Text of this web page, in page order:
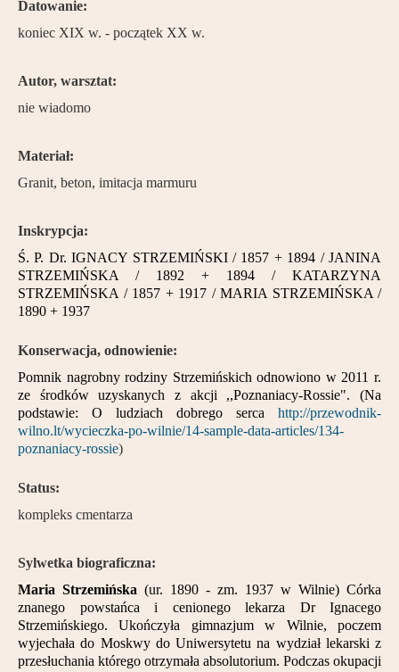
Datowanie:
koniec XIX w. - początek XX w.
Autor, warsztat:
nie wiadomo
Materiał:
Granit, beton, imitacja marmuru
Inskrypcja:
Ś. P. Dr. IGNACY STRZEMIŃSKI / 1857 + 1894 / JANINA
STRZEMIŃSKA / 1892 + 1894 / KATARZYNA
STRZEMIŃSKA / 1857 + 1917 / MARIA STRZEMIŃSKA /
1890 + 1937
Konserwacja, odnowienie:
Pomnik nagrobny rodziny Strzemińskich odnowiono w 2011 r.
ze środków uzyskanych z akcji ,,Poznaniacy-Rossie". (Na
podstawie: O ludziach dobrego serca
http://przewodnik-
wilno.lt/wycieczka-po-wilnie/14-sample-data-articles/134-
poznaniacy-rossie)
Status:
kompleks cmentarza
Sylwetka biograficzna:
Maria Strzemińska (ur. 1890 - zm. 1937 w Wilnie) Córka
znanego powstańca i cenionego lekarza Dr Ignacego
Strzemińskiego. Ukończyła gimnazjum w Wilnie, poczem
wyjechała do Moskwy do Uniwersytetu na wydział lekarski z
przesłuchania którego otrzymała absolutorium. Podczas okupacji